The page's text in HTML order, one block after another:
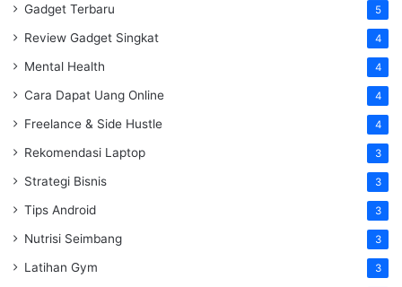
Gadget Terbaru 5
Review Gadget Singkat 4
Mental Health 4
Cara Dapat Uang Online 4
Freelance & Side Hustle 4
Rekomendasi Laptop 3
Strategi Bisnis 3
Tips Android 3
Nutrisi Seimbang 3
Latihan Gym 3